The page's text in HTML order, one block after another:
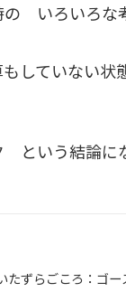
の いろいろな
していない状
という結論に
たずらごころ：ゴ